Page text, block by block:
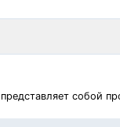
собой